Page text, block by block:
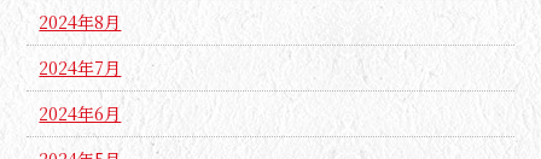
2024年8月
2024年7月
2024年6月